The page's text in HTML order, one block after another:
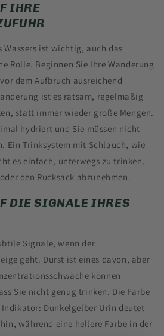
IHRE
Wassers ist wichtig, auch das
Rolle. Beginnen Sie Ihre Wanderung
dem Aufbruch ausreichend
ist es ratsam, regelmäßig
statt immer wieder große Mengen.
hydriert und Sie müssen nicht
Ein Trinksystem mit Schlauch, wie
es einfach, unterwegs zu trinken,
den Rucksack abzunehmen.
DIE SIGNALE IHRES
Signale, wenn der
geht. Durst ist eines davon, aber
können
Sie nicht genug trinken. Die Farbe
Dunkelgelber Urin deutet
während eine hellere Farbe in der